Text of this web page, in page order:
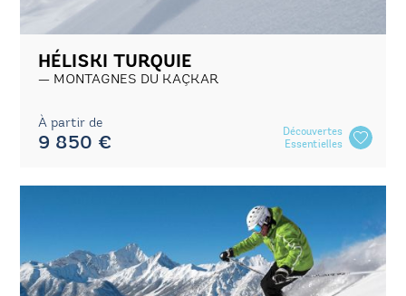
HÉLISKI TURQUIE
MONTAGNES DU KAÇKAR
À partir de
9 850 €
Découvertes
Essentielles